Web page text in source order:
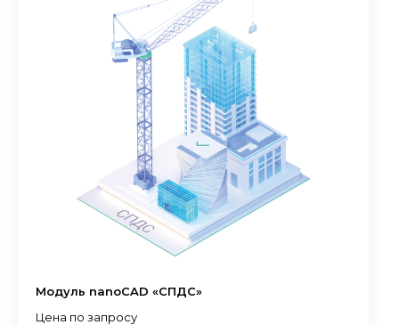
Модуль nanoCAD «СПДС»
Цена по запросу